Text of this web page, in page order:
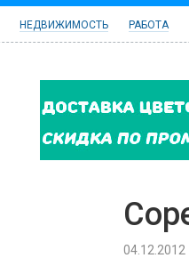
НЕДВИЖИМОСТЬ РАБОТА
04.12.2012